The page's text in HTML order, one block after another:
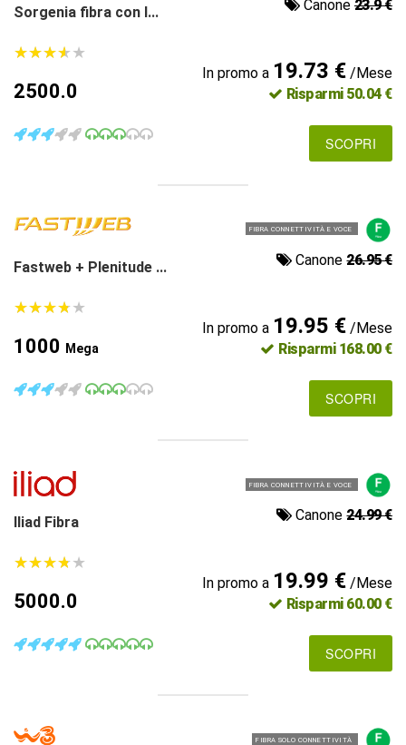
Sorgenia fibra con l... Canone 23.9 €
★★★★★
★★★★★
2500.0
In promo a 19.73 €/Mese
Risparmi 50.04 €
SCOPRI
FIBRA CONNETTIVITÀ E VOCE
Fastweb + Plenitude ... Canone26.95 €
★★★★★
★★★★★
1000 Mega
In promo a 19.95 €/Mese
Risparmi 168.00 €
SCOPRI
FIBRA CONNETTIVITÀ E VOCE
Iliad Fibra Canone24.99 €
★★★★★
★★★★★
5000.0
In promo a 19.99 €/Mese
Risparmi 60.00 €
SCOPRI
FIBRA SOLO CONNETTIVITÀ